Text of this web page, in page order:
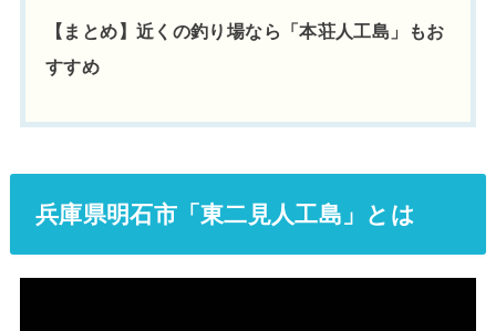
【まとめ】近くの釣り場なら「本荘人工島」もお
すすめ
兵庫県明石市「東二見人工島」とは